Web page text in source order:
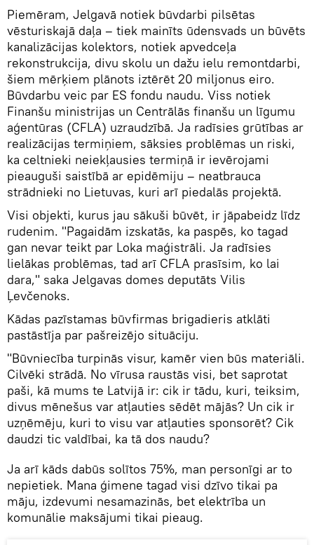
Piemēram, Jelgavā notiek būvdarbi pilsētas
vēsturiskajā daļa – tiek mainīts ūdensvads un būvēts
kanalizācijas kolektors, notiek apvedceļa
rekonstrukcija, divu skolu un dažu ielu remontdarbi,
šiem mērķiem plānots iztērēt 20 miljonus eiro.
Būvdarbu veic par ES fondu naudu. Viss notiek
Finanšu ministrijas un Centrālās finanšu un līgumu
aģentūras (CFLA) uzraudzībā. Ja radīsies grūtības ar
realizācijas termiņiem, sāksies problēmas un riski,
ka celtnieki neiekļausies termiņā ir ievērojami
pieauguši saistībā ar epidēmiju – neatbrauca
strādnieki no Lietuvas, kuri arī piedalās projektā.
Visi objekti, kurus jau sākuši būvēt, ir jāpabeidz līdz
rudenim. "Pagaidām izskatās, ka paspēs, ko tagad
gan nevar teikt par Loka maģistrāli. Ja radīsies
lielākas problēmas, tad arī CFLA prasīsim, ko lai
dara," saka Jelgavas domes deputāts Vilis
Ļevčenoks.
Kādas pazīstamas būvfirmas brigadieris atklāti
pastāstīja par pašreizējo situāciju.
"Būvniecība turpinās visur, kamēr vien būs materiāli.
Cilvēki strādā. No vīrusa raustās visi, bet saprotat
paši, kā mums te Latvijā ir: cik ir tādu, kuri, teiksim,
divus mēnešus var atļauties sēdēt mājās? Un cik ir
uzņēmēju, kuri to visu var atļauties sponsorēt? Cik
daudzi tic valdībai, ka tā dos naudu?
Ja arī kāds dabūs solītos 75%, man personīgi ar to
nepietiek. Mana ģimene tagad visi dzīvo tikai pa
māju, izdevumi nesamazinās, bet elektrība un
komunālie maksājumi tikai pieaug.